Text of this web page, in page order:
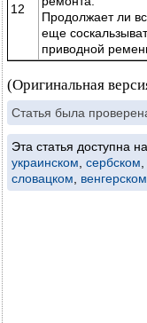
12
Продолжает ли
еще
приводной
(Оригинальная
Статья была
Эта статья доступна на
украинском сербском
словацком
венгерском